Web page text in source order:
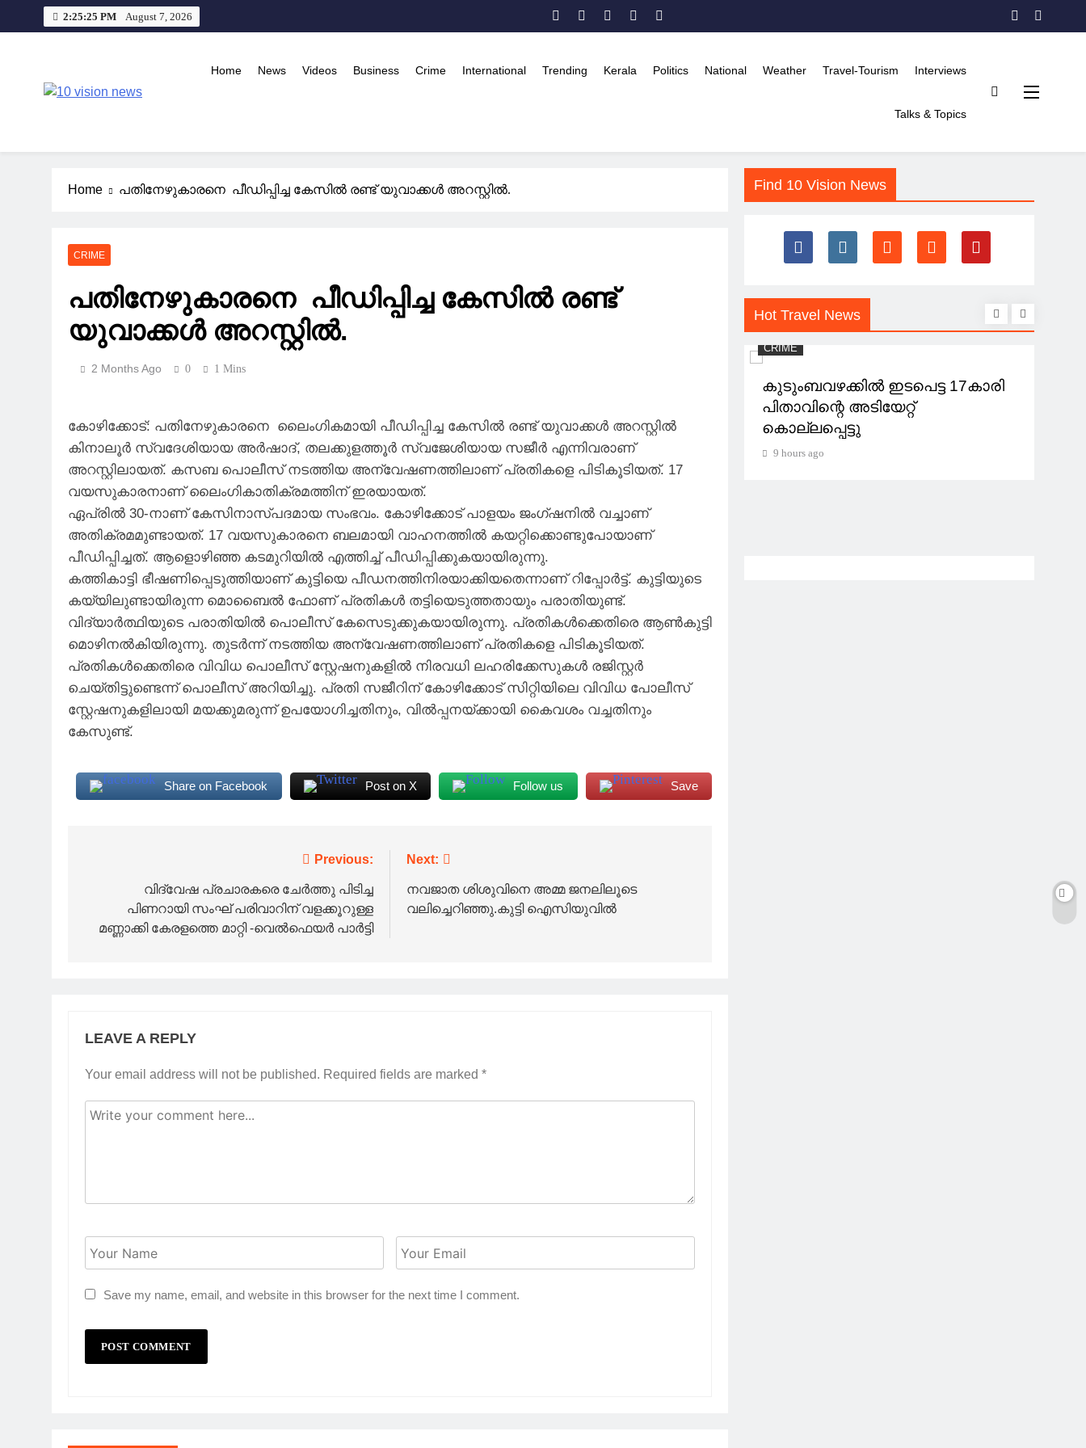
2:25:26 PM August 7, 2026
Home News Videos Business Crime International Trending Kerala Politics National Weather Travel-Tourism Interviews
Talks & Topics
Home പതിനേഴുകാരനെ പീഡിപ്പിച്ച കേസിൽ രണ്ട് യുവാക്കൾ അറസ്റ്റിൽ.
CRIME
പതിനേഴുകാരനെ പീഡിപ്പിച്ച കേസിൽ രണ്ട്
യുവാക്കൾ അറസ്റ്റിൽ.
2 Months Ago 0 1 Mins
കോഴിക്കോട്: പതിനേഴുകാരനെ ലൈം​ഗികമായി പീഡിപ്പിച്ച കേസിൽ രണ്ട് യുവാക്കൾ അറസ്റ്റിൽ
കിനാലൂർ സ്വദേശിയായ അർഷാദ്, തലക്കുളത്തൂർ സ്വജേശിയായ സജീർ എന്നിവരാണ്
അറസ്റ്റിലായത്. കസബ പൊലീസ് നടത്തിയ അന്വേഷണത്തിലാണ് പ്രതികളെ പിടികൂടിയത്. 17
വയസുകാരനാണ് ലൈം​ഗികാതിക്രമത്തിന് ഇരയായത്.
ഏപ്രിൽ 30-നാണ് കേസിനാസ്പദമായ സംഭവം. കോഴിക്കോട് പാളയം ​ജം​ഗ്ഷനിൽ വച്ചാണ്
അതിക്രമമുണ്ടായത്. 17 വയസുകാരനെ ബലമായി വാഹനത്തിൽ കയറ്റിക്കൊണ്ടുപോയാണ്
പീഡിപ്പിച്ചത്. ആളൊഴിഞ്ഞ കടമുറിയിൽ എത്തിച്ച് പീഡിപ്പിക്കുകയായിരുന്നു.
കത്തികാട്ടി ഭീഷണിപ്പെടുത്തിയാണ് കുട്ടിയെ പീഡനത്തിനിരയാക്കിയതെന്നാണ് റിപ്പോർട്ട്. കുട്ടിയുടെ
കയ്യിലുണ്ടായിരുന്ന മൊബൈൽ ഫോണ് പ്രതികൾ തട്ടിയെടുത്തതായും പരാതിയുണ്ട്.
വിദ്യാർത്ഥിയുടെ പരാതിയിൽ പൊലീസ് കേസെടുക്കുകയായിരുന്നു. പ്രതികൾക്കെതിരെ ആൺകുട്ടി
മൊഴിനൽകിയിരുന്നു. തുടർന്ന് നടത്തിയ അന്വേഷണത്തിലാണ് പ്രതികളെ പിടികൂടിയത്.
പ്രതികൾക്കെതിരെ വിവിധ പൊലീസ് സ്റ്റേഷനുകളിൽ നിരവധി ലഹരിക്കേസുകൾ രജിസ്റ്റർ
ചെയ്തിട്ടുണ്ടെന്ന് പൊലീസ് അറിയിച്ചു. പ്രതി സജീറിന് കോഴിക്കോട് സിറ്റിയിലെ വിവിധ പോലീസ്
സ്റ്റേഷനുകളിലായി മയക്കുമരുന്ന് ഉപയോഗിച്ചതിനും, വിൽപ്പനയ്ക്കായി കൈവശം വച്ചതിനും
കേസുണ്ട്.
Share on Facebook Post on X Follow us Save
navigation
Previous:
വിദ്വേഷ പ്രചാരകരെ ചേർത്തു പിടിച്ച
പിണറായി സംഘ് പരിവാറിന് വളക്കൂറുള്ള
മണ്ണാക്കി കേരളത്തെ മാറ്റി -വെൽഫെയർ പാർട്ടി
Next:
നവജാത ശിശുവിനെ അമ്മ ജനലിലൂടെ
വലിച്ചെറിഞ്ഞു.കുട്ടി ഐസിയുവിൽ
LEAVE A REPLY
Your email address will not be published. Required fields are marked *
Save my name, email, and website in this browser for the next time I comment.
Find 10 Vision News
Hot Travel News
കൗമാരക്കാരൻ നടത്തിയ
വെടിവെപ്പില്‍ എട്ട് പേർ
കൊല്ലപ്പെട്ടു
CRIME
കുടുംബവഴക്കില്‍ ഇടപെട്ട 17കാരി
പിതാവിന്റെ അടിയേറ്റ്
കൊല്ലപ്പെട്ടു
9 hours ago